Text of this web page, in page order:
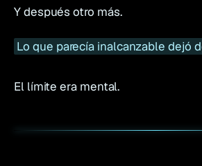
Y después otro más.
Lo que parecía inalcanzable dejó
El límite era mental.